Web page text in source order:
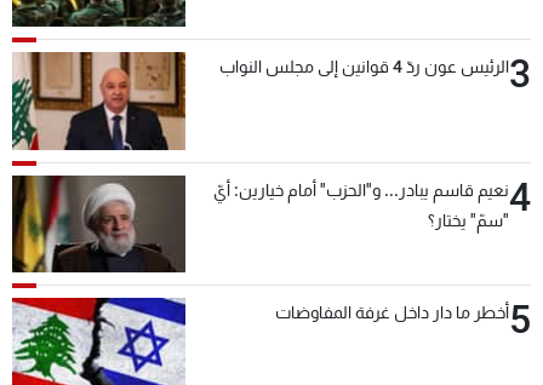
3الرئيس عون ردّ 4 قوانين إلى مجلس النواب
4نعيم قاسم يبادر... و"الحزب" أمام خيارين: أيّ
"سمّ" يختار؟
5أخطر ما دار داخل غرفة المفاوضات